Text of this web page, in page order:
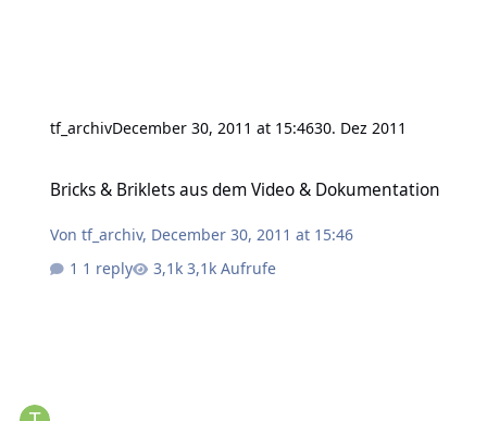
tf_archivDecember 30, 2011 at 15:4630. Dez 2011
Bricks & Briklets aus dem Video & Dokumentation
Vontf_archiv, December 30, 2011 at 15:46
1 reply
3,1k Aufrufe